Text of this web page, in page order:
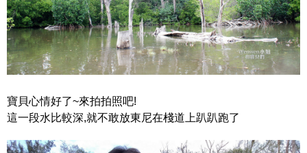
寶貝心情好了~來拍拍照吧!
這一段水比較深,就不敢放東尼在棧道上趴趴跑了